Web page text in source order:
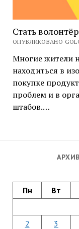
Пн Вт
2
3
Стать
ОПУБЛИКОВАНО
Многие жители
находиться в
покупке
проблем и в
штабов.…